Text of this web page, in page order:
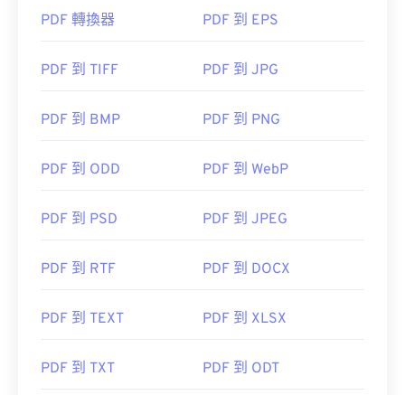
PDF 轉換器 PDF 到 EPS
PDF 到 TIFF PDF 到 JPG
PDF 到 BMP PDF 到 PNG
PDF 到 ODD PDF 到 WebP
PDF 到 PSD PDF 到 JPEG
PDF 到 RTF PDF 到 DOCX
PDF 到 TEXT PDF 到 XLSX
PDF 到 TXT PDF 到 ODT